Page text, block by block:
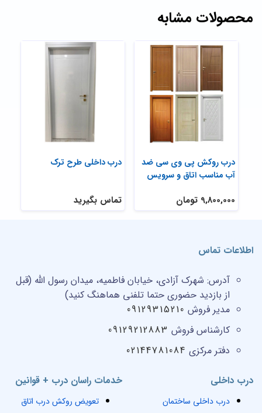
محصولات مشابه
درب داخلی طرح ترک
تماس بگیرید
درب روکش پی وی سی ضد
آب مناسب اتاق و سرویس
9,800,000 تومان
خدمات راسان درب + قوانین
تعویض روکش درب اتاق
درب داخلی
درب داخلی ساختمان
اطلاعات تماس
آدرس: شهرک آزادی، خیابان فاطمیه، میدان رسول الله (قبل
از بازدید حضوری حتما تلفنی هماهنگ کنید)
مدیر فروش 09129315210
کارشناس فروش 09129212883
دفتر مرکزی 02144781084